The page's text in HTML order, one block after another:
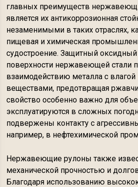
главных преимуществ
является их антикоррозионная
незаменимыми в таких отраслях,
пищевая и химическая
судостроение. Защитный оксидный
поверхности нержавеющей стали
взаимодействию металла с
веществами, предотвращая
свойство особенно важно для
эксплуатируются в сложных
подвержены контакту с
например, в нефтехимической
Нержавеющие рулоны также
механической прочностью и
Благодаря использованию